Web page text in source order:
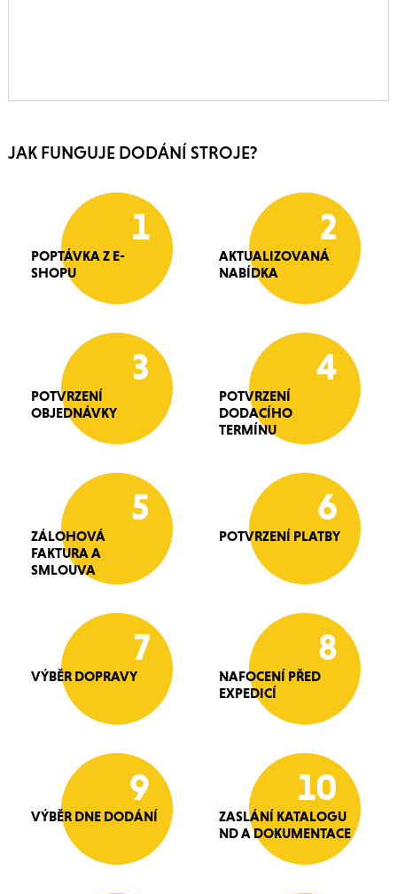
JAK FUNGUJE DODÁNÍ STROJE?
1
POPTÁVKA Z E-
SHOPU
2
AKTUALIZOVANÁ
NABÍDKA
3
POTVRZENÍ
OBJEDNÁVKY
4
POTVRZENÍ
DODACÍHO
TERMÍNU
5
ZÁLOHOVÁ
FAKTURA A
SMLOUVA
6
POTVRZENÍ PLATBY
7
VÝBĚR DOPRAVY
8
NAFOCENÍ PŘED
EXPEDICÍ
9
VÝBĚR DNE DODÁNÍ
10
ZASLÁNÍ KATALOGU
ND A DOKUMENTACE